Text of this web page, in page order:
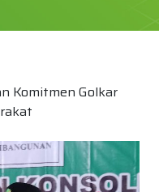
Komitmen Golkar